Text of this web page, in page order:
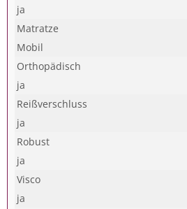
ja
Matratze
Mobil
Orthopädisch
ja
Reißverschluss
ja
Robust
ja
Visco
ja